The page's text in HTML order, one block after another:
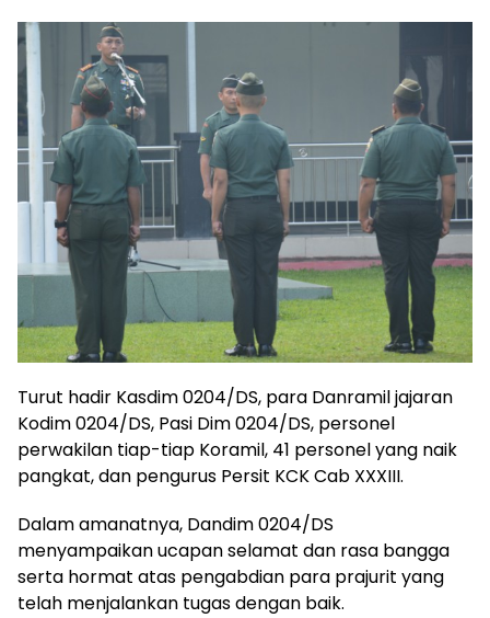
Turut hadir Kasdim 0204/DS, para Danramil jajaran
Kodim 0204/DS, Pasi Dim 0204/DS, personel
perwakilan tiap-tiap Koramil, 41 personel yang naik
pangkat, dan pengurus Persit KCK Cab XXXIII.
Dalam amanatnya, Dandim 0204/DS
menyampaikan ucapan selamat dan rasa bangga
serta hormat atas pengabdian para prajurit yang
telah menjalankan tugas dengan baik.